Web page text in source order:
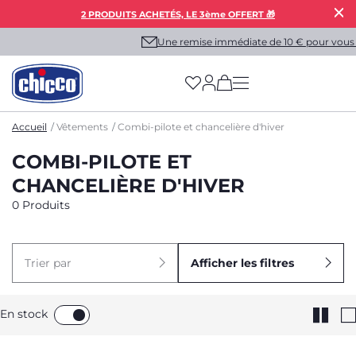
2 PRODUITS ACHETÉS, LE 3ème OFFERT 🎁
Une remise immédiate de 10 € pour vous !
(has more options
Accueil Vêtements Combi-pilote et chancelière d'hiver
COMBI-PILOTE ET
CHANCELIÈRE D'HIVER
0 Produits
Trier par Afficher les filtres
En stock